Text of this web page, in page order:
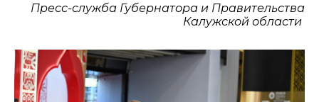
Пресс-служба Губернатора и Правительства
Калужской области